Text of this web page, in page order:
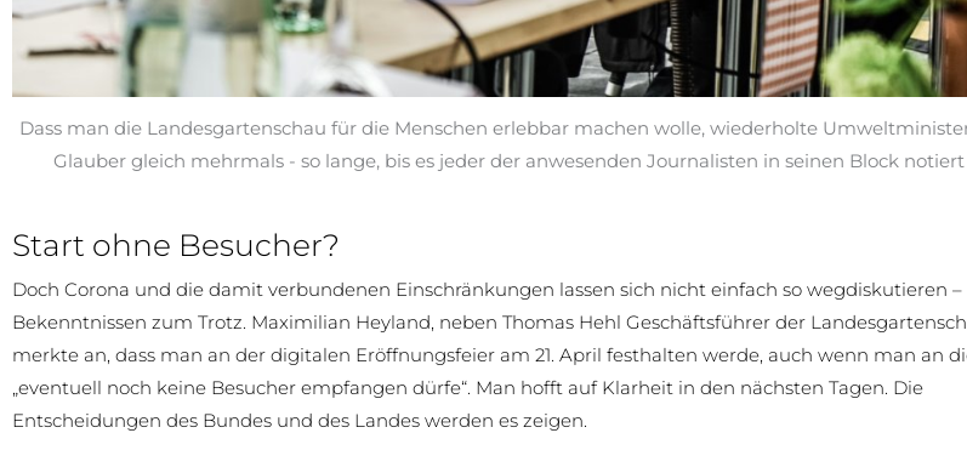
Dass man die Landesgartenschau für die Menschen erlebbar machen wolle, wiederholte
Glauber gleich mehrmals - so lange, bis es jeder der anwesenden Journalisten in seinen Block
Start ohne Besucher?
Doch Corona und die damit verbundenen Einschränkungen lassen sich nicht einfach so wegdiskutieren –
Bekenntnissen zum Trotz. Maximilian Heyland, neben Thomas Hehl Geschäftsführer der
merkte an, dass man an der digitalen Eröffnungsfeier am 21. April festhalten werde, auch wenn man an
„eventuell noch keine Besucher empfangen dürfe“. Man hofft auf Klarheit in den nächsten Tagen. Die
Entscheidungen des Bundes und des Landes werden es zeigen.